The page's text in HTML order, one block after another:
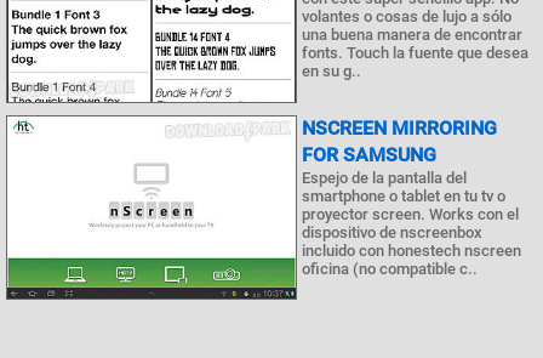
volantes o cosas de lujo a sólo
una buena manera de encontrar
fonts. Touch la fuente que desea
en su g..
NSCREEN MIRRORING
FOR SAMSUNG
Espejo de la pantalla del
smartphone o tablet en tu tv o
proyector screen. Works con el
dispositivo de nscreenbox
incluido con honestech nscreen
oficina (no compatible c..